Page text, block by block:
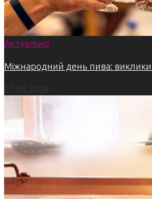
Актуально
Міжнародний день пива: виклики